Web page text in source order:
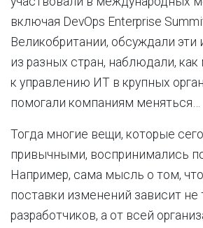
включая DevOps Enterprise
Великобритании, обсуждали эти
из разных стран, наблюдали,
к управлению ИТ в крупных
помогали компаниям меняться…
Тогда многие вещи, которые
привычными, воспринимались
Например, сама мысль о том,
поставки изменений зависит не
разработчиков, а от всей